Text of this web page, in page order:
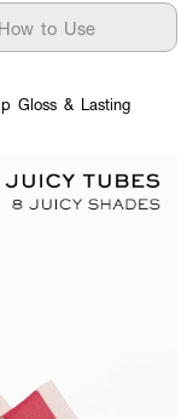
How to Use
Gloss & Lasting